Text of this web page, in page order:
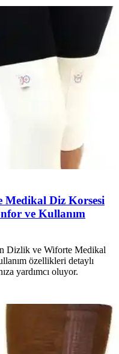
Medikal Diz Korsesi
ve Kullanım
Dizlik ve Wiforte Medikal
özellikleri detaylı
yardımcı oluyor.